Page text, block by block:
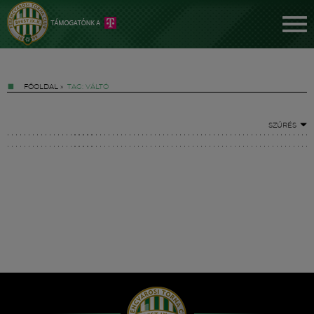
FŐOLDAL » TAG: VÁLTÓ
SZŰRÉS
Hírek